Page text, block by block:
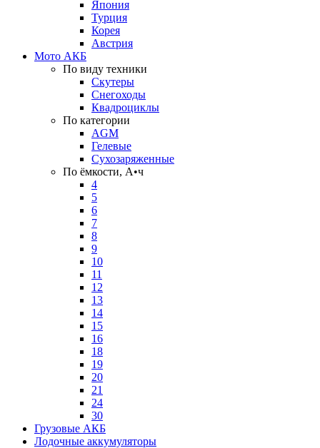
Япония
Турция
Корея
Австрия
Мото АКБ
По виду техники
Скутеры
Снегоходы
Квадроциклы
По категории
AGM
Гелевые
Сухозаряженные
По ёмкости, А•ч
4
5
6
7
8
9
10
11
12
13
14
15
16
18
19
20
21
24
30
Грузовые АКБ
Лодочные аккумуляторы